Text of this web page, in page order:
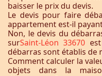
baisser le prix du devis.
Le devis pour faire
appartement est-il
Non, le devis du
surSaint-Léon 33670
débarras sont établis de
Comment calculer la
objets dans la